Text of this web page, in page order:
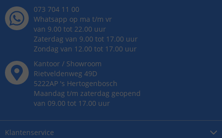
Klantenservice
073 704 11 00
Whatsapp op ma t/m vr
van 9.00 tot 22.00 uur
Zaterdag van 9.00 tot 17.00 uur
Zondag van 12.00 tot 17.00 uur
Kantoor / Showroom
Rietveldenweg 49D
5222AP 's Hertogenbosch
Maandag t/m zaterdag geopend
van 09.00 tot 17.00 uur